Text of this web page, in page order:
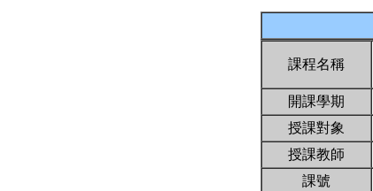
課程名稱
開課學期
授課對象
授課教師
課號